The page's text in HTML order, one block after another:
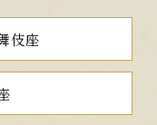
と娘の梢が重宝の刀
時は、名刀であると
つ胴」で斬れ味を試
な死罪の囚人は一人
太夫が志願します。
り下ろしますが…。
伎座